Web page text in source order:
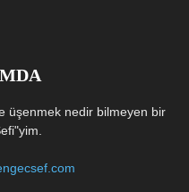
üşenmek nedir bilmeyen bir